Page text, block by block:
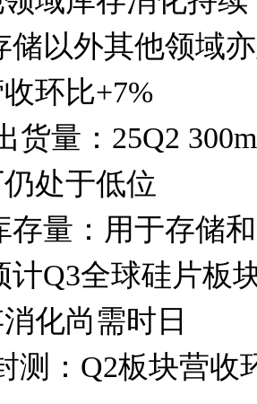
储以外其他领域
环比+7%
货量：25Q2
处于低位
存量：用于存储
计Q3全球硅片板
化尚需时日
测：Q2板块营收